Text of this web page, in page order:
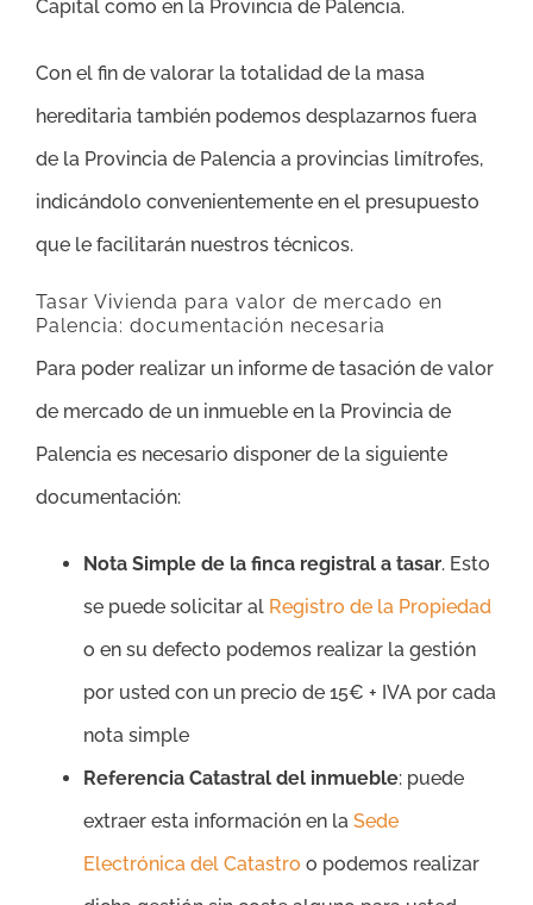
Capital como en la Provincia de Palencia.
Con el fin de valorar la totalidad de la masa
hereditaria también podemos desplazarnos fuera
de la Provincia de Palencia a provincias limítrofes,
indicándolo convenientemente en el presupuesto
que le facilitarán nuestros técnicos.
Tasar Vivienda para valor de mercado en
Palencia: documentación necesaria
Para poder realizar un informe de tasación de valor
de mercado de un inmueble en la Provincia de
Palencia es necesario disponer de la siguiente
documentación:
Nota Simple de la finca registral a tasar. Esto
se puede solicitar al Registro de la Propiedad
o en su defecto podemos realizar la gestión
por usted con un precio de 15€ + IVA por cada
nota simple
Referencia Catastral del inmueble: puede
extraer esta información en la Sede
Electrónica del Catastro o podemos realizar